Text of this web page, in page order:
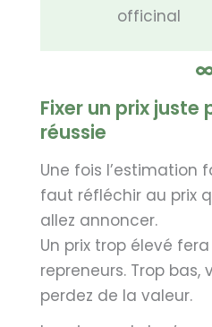
officinal
Fixer un prix juste
réussie
Une fois l’estimation
faut réfléchir au prix
allez annoncer.
Un prix trop élevé
repreneurs. Trop bas,
perdez de la valeur.